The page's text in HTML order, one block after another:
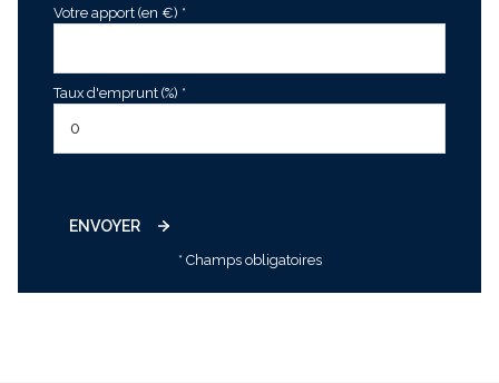
Votre apport (en €) *
Taux d'emprunt (%) *
ENVOYER
* Champs obligatoires